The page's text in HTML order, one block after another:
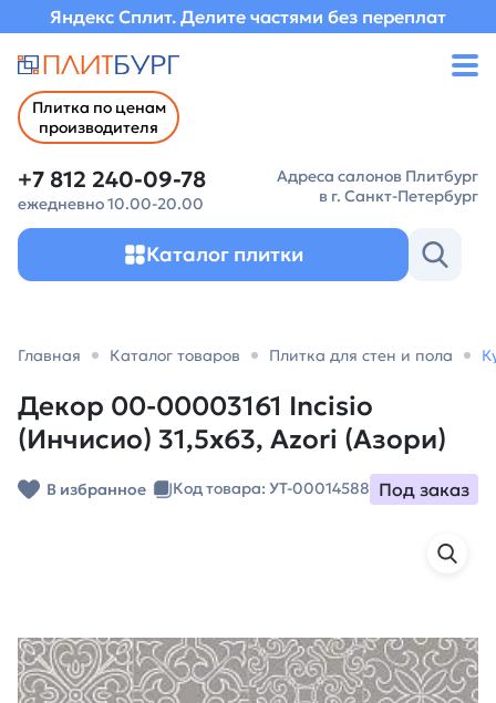
Яндекс Сплит. Делите частями без переплат
Плитка по ценам
производителя
+7 812 240-09-78
ежедневно 10.00-20.00
Адреса салонов Плитбург
в г. Санкт-Петербург
Каталог плитки
Главная Каталог товаров Плитка для стен и пола
Декор 00-00003161 Incisio
(Инчисио) 31,5х63, Azori (Азори)
В избранное Код товара: УТ-00014588 Под заказ